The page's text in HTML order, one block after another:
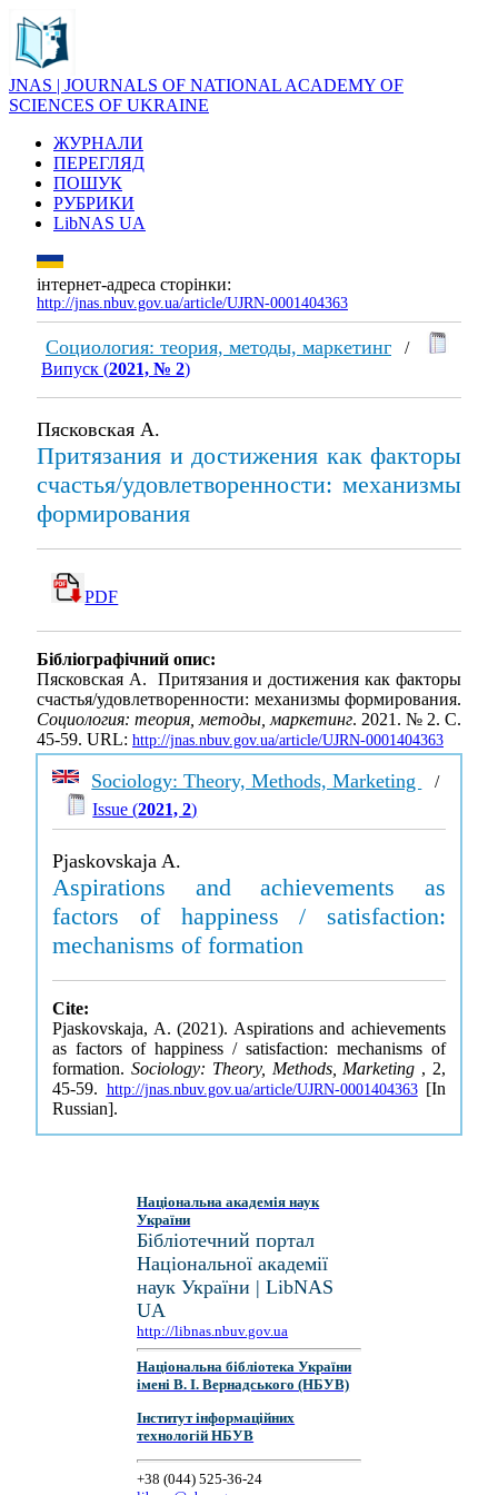
JNAS | JOURNALS OF NATIONAL ACADEMY OF
SCIENCES OF UKRAINE
ЖУРНАЛИ
ПЕРЕГЛЯД
ПОШУК
РУБРИКИ
LibNAS UA
інтернет-адреса сторінки:
http://jnas.nbuv.gov.ua/article/UJRN-0001404363
Социология: теория, методы, маркетинг /
Випуск (2021, № 2)
Пясковская А.
Притязания и достижения как факторы
счастья/удовлетворенности: механизмы
формирования
PDF
Бібліографічний опис:
Пясковская А. Притязания и достижения как факторы
счастья/удовлетворенности: механизмы формирования.
Социология: теория, методы, маркетинг. 2021. № 2. С.
45-59. URL: http://jnas.nbuv.gov.ua/article/UJRN-0001404363
Sociology: Theory, Methods, Marketing
/
Issue (2021, 2)
Pjaskovskaja A.
Aspirations and achievements as
factors of happiness / satisfaction:
mechanisms of formation
Cite:
Pjaskovskaja, A. (2021). Aspirations and achievements
as factors of happiness / satisfaction: mechanisms of
formation.Sociology: Theory, Methods, Marketing , 2,
45-59. http://jnas.nbuv.gov.ua/article/UJRN-0001404363[In
Russian].
Національна академія наук
України
Бібліотечний портал
Національної академії
наук України | LibNAS
UA
http://libnas.nbuv.gov.ua
Національна бібліотека України
імені В. І. Вернадського (НБУВ)
Інститут інформаційних
технологій НБУВ
+38 (044) 525-36-24